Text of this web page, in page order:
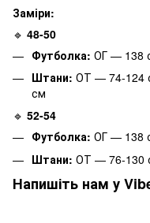
Заміри:
🔹 48-50
Футболка: ОГ — 138
Штани: ОТ — 74-124
см
🔹 52-54
Футболка: ОГ — 138
Штани: ОТ — 76-130
Напишіть нам у